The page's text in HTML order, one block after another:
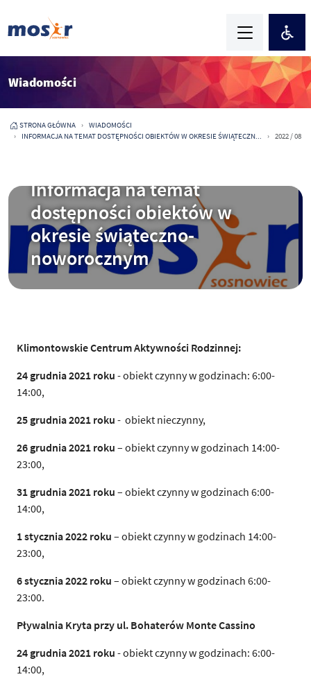
Wiadomości
STRONA GŁÓWNA
WIADOMOŚCI
INFORMACJA NA TEMAT DOSTĘPNOŚCI OBIEKTÓW W OKRESIE ŚWIĄTECZN...
2022 / 08
Informacja na temat
dostępności obiektów w
okresie świąteczno-
noworocznym
Klimontowskie Centrum Aktywności Rodzinnej:
24 grudnia 2021 roku - obiekt czynny w godzinach: 6:00-
14:00,
25 grudnia 2021 roku - obiekt nieczynny,
26 grudnia 2021 roku – obiekt czynny w godzinach 14:00-
23:00,
31 grudnia 2021 roku – obiekt czynny w godzinach 6:00-
14:00,
1 stycznia 2022 roku – obiekt czynny w godzinach 14:00-
23:00,
6 stycznia 2022 roku – obiekt czynny w godzinach 6:00-
23:00.
Pływalnia Kryta przy ul. Bohaterów Monte Cassino
24 grudnia 2021 roku - obiekt czynny w godzinach: 6:00-
14:00,